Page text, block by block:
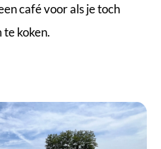
café voor als je toch
te koken.